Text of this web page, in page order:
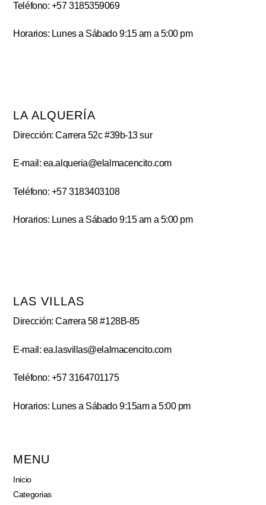
Teléfono: +57 3185359069
Horarios: Lunes a Sábado 9:15 am a 5:00 pm
LA ALQUERÍA
Dirección: Carrera 52c #39b-13 sur
E-mail: ea.alqueria@elalmacencito.com
Teléfono: +57 3183403108
Horarios: Lunes a Sábado 9:15 am a 5:00 pm
LAS VILLAS
Dirección: Carrera 58 #128B-85
E-mail: ea.lasvillas@elalmacencito.com
Teléfono: +57 3164701175
Horarios: Lunes a Sábado 9:15am a 5:00 pm
MENU
Inicio
Categorias